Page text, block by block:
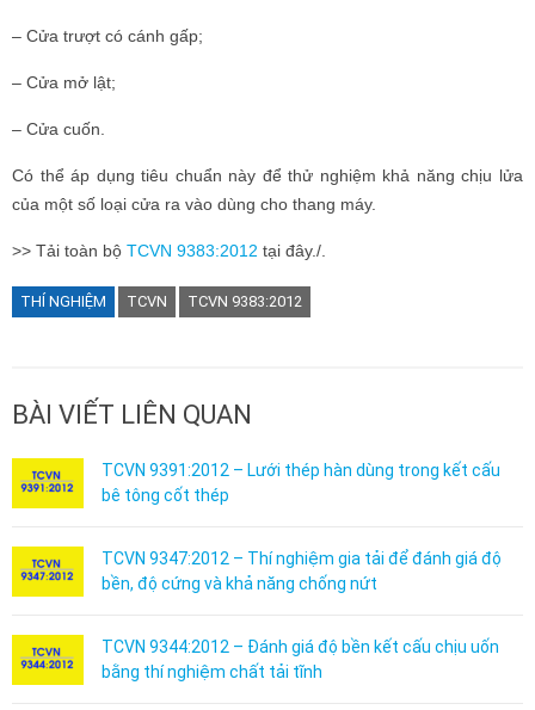
– Cửa trượt có cánh gấp;
– Cửa mở lật;
– Cửa cuốn.
Có thể áp dụng tiêu chuẩn này để thử nghiệm khả năng chịu lửa
của một số loại cửa ra vào dùng cho thang máy.
>> Tải toàn bộ TCVN 9383:2012 tại đây./.
THÍ NGHIỆM TCVN TCVN 9383:2012
BÀI VIẾT LIÊN QUAN
TCVN 9391:2012 – Lưới thép hàn dùng trong kết cấu
bê tông cốt thép
TCVN 9347:2012 – Thí nghiệm gia tải để đánh giá độ
bền, độ cứng và khả năng chống nứt
TCVN 9344:2012 – Đánh giá độ bền kết cấu chịu uốn
bằng thí nghiệm chất tải tĩnh